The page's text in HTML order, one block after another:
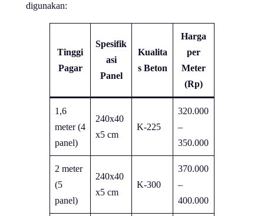
digunakan:
Tinggi
Pagar
Spesifik
asi
Panel
Kualita
s Beton
Harga
per
Meter
(Rp)
1,6
meter (4
panel)
240x40
x5 cm
K-225
320.000
–
350.000
2 meter
(5
panel)
240x40
x5 cm
K-300
370.000
–
400.000